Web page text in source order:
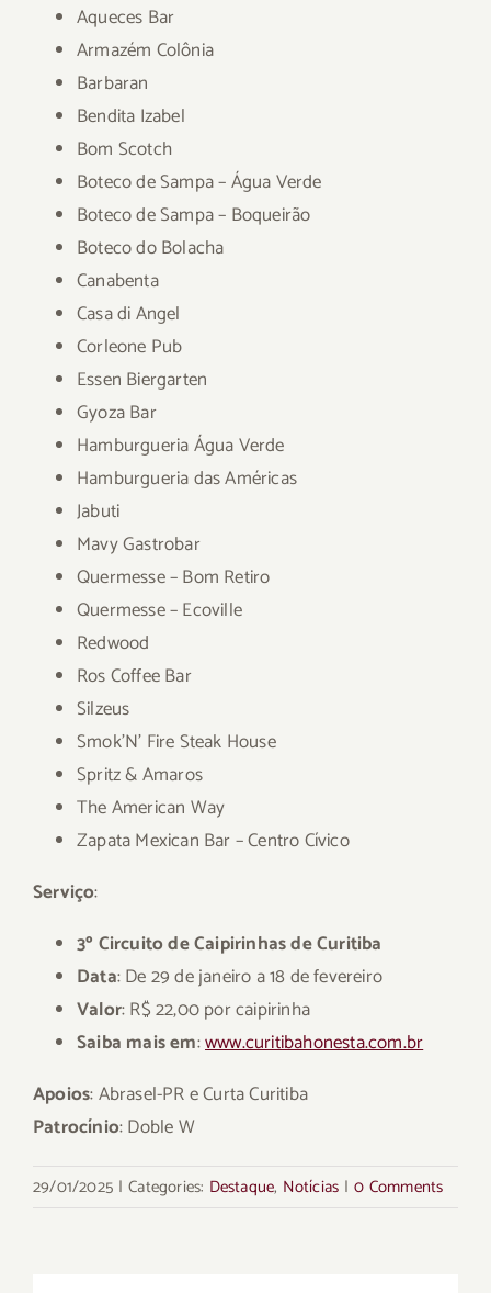
Aqueces Bar
Armazém Colônia
Barbaran
Bendita Izabel
Bom Scotch
Boteco de Sampa – Água Verde
Boteco de Sampa – Boqueirão
Boteco do Bolacha
Canabenta
Casa di Angel
Corleone Pub
Essen Biergarten
Gyoza Bar
Hamburgueria Água Verde
Hamburgueria das Américas
Jabuti
Mavy Gastrobar
Quermesse – Bom Retiro
Quermesse – Ecoville
Redwood
Ros Coffee Bar
Silzeus
Smok’N’ Fire Steak House
Spritz & Amaros
The American Way
Zapata Mexican Bar – Centro Cívico
Serviço:
3º Circuito de Caipirinhas de Curitiba
Data: De 29 de janeiro a 18 de fevereiro
Valor: R$ 22,00 por caipirinha
Saiba mais em:www.curitibahonesta.com.br
Apoios: Abrasel-PR e Curta Curitiba
Patrocínio: Doble W
29/01/2025 | Categories: Destaque, Notícias | 0 Comments